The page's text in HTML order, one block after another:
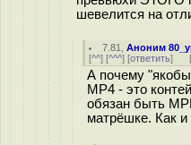
шевелится на
7.81 ,Аноним
[^^] [^^^] [ответить] [
А почему
MP4 - это
обязан быть
матрёшке. Как